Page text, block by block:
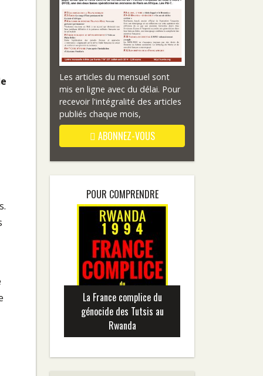
Les articles du mensuel sont
mis en ligne avec du délai. Pour
recevoir l'intégralité des articles
publiés chaque mois,
ABONNEZ-VOUS
POUR COMPRENDRE
La France complice du
génocide des Tutsis au
Rwanda